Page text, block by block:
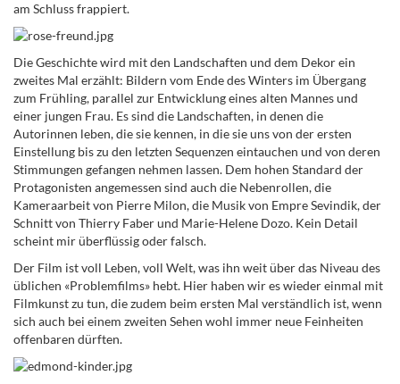
am Schluss frappiert.
Die Geschichte wird mit den Landschaften und dem Dekor ein
zweites Mal erzählt: Bildern vom Ende des Winters im Übergang
zum Frühling, parallel zur Entwicklung eines alten Mannes und
einer jungen Frau. Es sind die Landschaften, in denen die
Autorinnen leben, die sie kennen, in die sie uns von der ersten
Einstellung bis zu den letzten Sequenzen eintauchen und von deren
Stimmungen gefangen nehmen lassen. Dem hohen Standard der
Protagonisten angemessen sind auch die Nebenrollen, die
Kameraarbeit von Pierre Milon, die Musik von Empre Sevindik, der
Schnitt von Thierry Faber und Marie-Helene Dozo. Kein Detail
scheint mir überflüssig oder falsch.
Der Film ist voll Leben, voll Welt, was ihn weit über das Niveau des
üblichen «Problemfilms» hebt. Hier haben wir es wieder einmal mit
Filmkunst zu tun, die zudem beim ersten Mal verständlich ist, wenn
sich auch bei einem zweiten Sehen wohl immer neue Feinheiten
offenbaren dürften.